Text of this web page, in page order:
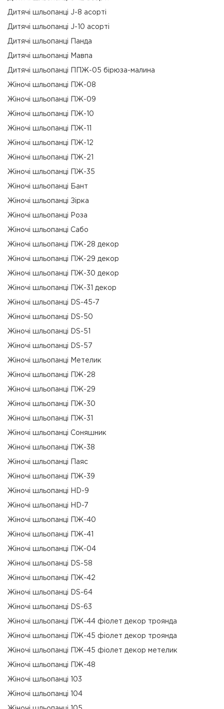
Дитячі шльопанці J-8 асорті
Дитячі шльопанці J-10 асорті
Дитячі шльопанці Панда
Дитячі шльопанці Мавпа
Дитячі шльопанці ППЖ-05 бірюза-малина
Жіночі шльопанці ПЖ-08
Жіночі шльопанці ПЖ-09
Жіночі шльопанці ПЖ-10
Жіночі шльопанці ПЖ-11
Жіночі шльопанці ПЖ-12
Жіночі шльопанці ПЖ-21
Жіночі шльопанці ПЖ-35
Жіночі шльопанці Бант
Жіночі шльопанці Зірка
Жіночі шльопанці Роза
Жіночі шльопанці Сабо
Жіночі шльопанці ПЖ-28 декор
Жіночі шльопанці ПЖ-29 декор
Жіночі шльопанці ПЖ-30 декор
Жіночі шльопанці ПЖ-31 декор
Жіночі шльопанці DS-45-7
Жіночі шльопанці DS-50
Жіночі шльопанці DS-51
Жіночі шльопанці DS-57
Жіночі шльопанці Метелик
Жіночі шльопанці ПЖ-28
Жіночі шльопанці ПЖ-29
Жіночі шльопанці ПЖ-30
Жіночі шльопанці ПЖ-31
Жіночі шльопанці Соняшник
Жіночі шльопанці ПЖ-38
Жіночі шльопанці Паяс
Жіночі шльопанці ПЖ-39
Жіночі шльопанці HD-9
Жіночі шльопанці HD-7
Жіночі шльопанці ПЖ-40
Жіночі шльопанці ПЖ-41
Жіночі шльопанці ПЖ-04
Жіночі шльопанці DS-58
Жіночі шльопанці ПЖ-42
Жіночі шльопанці DS-64
Жіночі шльопанці DS-63
Жіночі шльопанці ПЖ-44 фіолет декор троянда
Жіночі шльопанці ПЖ-45 фіолет декор троянда
Жіночі шльопанці ПЖ-45 фіолет декор метелик
Жіночі шльопанці ПЖ-48
Жіночі шльопанці 103
Жіночі шльопанці 104